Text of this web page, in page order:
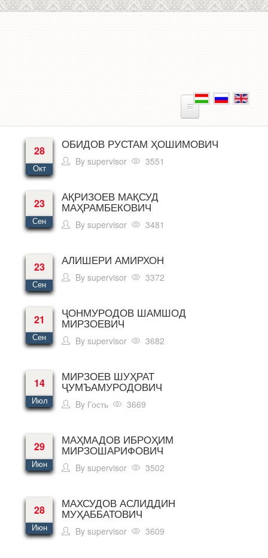
28
Окт
ОБИДОВ РУСТАМ ҲОШИМОВИЧ
Bysupervisor 3551
23
Сен
АҚРИЗОЕВ МАҚСУД
МАҲРАМБЕКОВИЧ
Bysupervisor 3481
23
Сен
АЛИШЕРИ АМИРХОН
Bysupervisor 3372
21
Сен
ҶОНМУРОДОВ ШАМШОД
МИРЗОЕВИЧ
Bysupervisor 3682
14
Июл
МИРЗОЕВ ШУҲРАТ
ҶУМЪАМУРОДОВИЧ
By Гость 3669
29
Июн
МАҲМАДОВ ИБРОҲИМ
МИРЗОШАРИФОВИЧ
Bysupervisor 3502
28
Июн
МАХСУДОВ АСЛИДДИН
МУҲАББАТОВИЧ
Bysupervisor 3609